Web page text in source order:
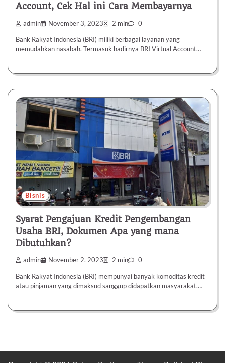
Account, Cek Hal ini Cara Membayarnya
admin November 3, 2023 2 min 0
Bank Rakyat Indonesia (BRI) miliki berbagai layanan yang
memudahkan nasabah. Termasuk hadirnya BRI Virtual Account…
Bisnis
Syarat Pengajuan Kredit Pengembangan
Usaha BRI, Dokumen Apa yang mana
Dibutuhkan?
admin November 2, 2023 2 min 0
Bank Rakyat Indonesia (BRI) mempunyai banyak komoditas kredit
atau pinjaman yang dimaksud sanggup didapatkan masyarakat.…